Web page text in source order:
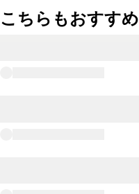
こちらもおすすめ